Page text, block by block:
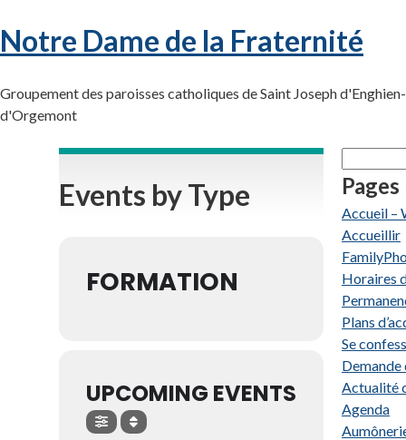
Notre Dame de la Fraternité
Groupement des paroisses catholiques de Saint Joseph
d'Orgemont
Events by Type
FORMATION
UPCOMING EVENTS
Pages
Accueil –
Accueillir
Horaires
Plans
Se
Demande
Actualité
Agenda